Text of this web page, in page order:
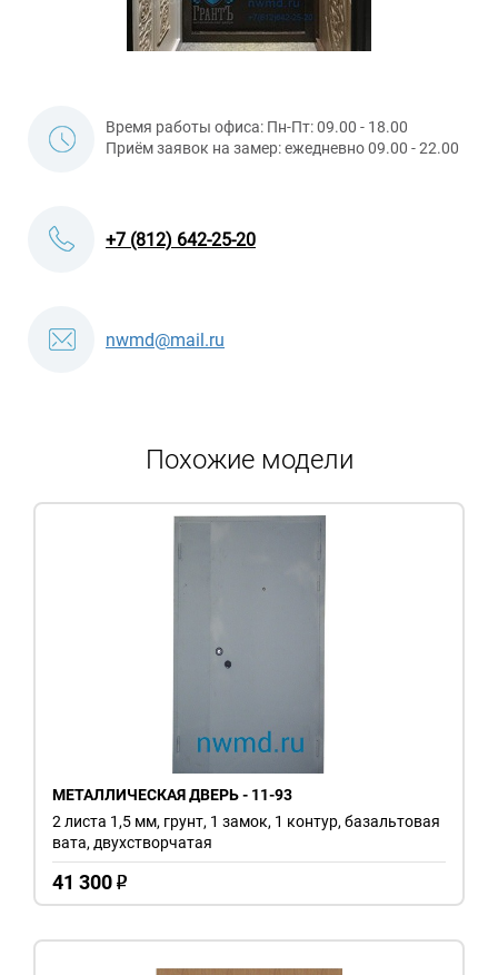
Время работы офиса: Пн-Пт: 09.00 - 18.00
Приём заявок на замер: ежедневно 09.00 - 22.00
+7 (812) 642-25-20
nwmd@mail.ru
Похожие модели
МЕТАЛЛИЧЕСКАЯ ДВЕРЬ - 11-93
41 300 o
2 листа 1,5 мм, грунт, 1 замок, 1 контур, базальтовая
вата, двухстворчатая